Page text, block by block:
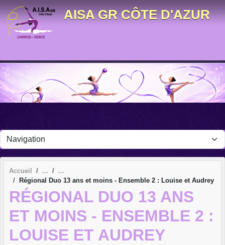
AISA GR CÔTE D'AZUR
Accueil
Régional Duo 13 ans et moins - Ensemble 2 : Louise et Audrey
RÉGIONAL DUO 13 ANS
ET MOINS - ENSEMBLE 2 :
LOUISE ET AUDREY
Panneau de gestion des cookies